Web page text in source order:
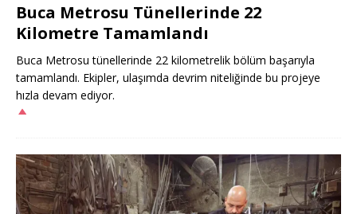
Buca Metrosu Tünellerinde 22
Kilometre Tamamlandı
Buca Metrosu tünellerinde 22 kilometrelik bölüm başarıyla
tamamlandı. Ekipler, ulaşımda devrim niteliğinde bu projeye
hızla devam ediyor.